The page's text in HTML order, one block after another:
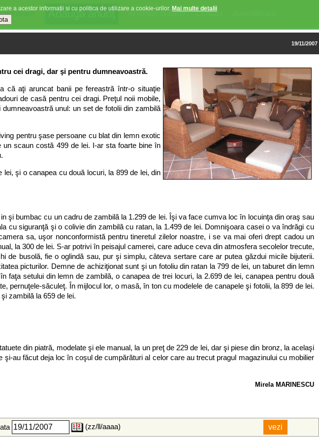
Contact
Anunturi favorite
19/11/2007
cei dragi, dar şi pentru dumneavoastră.
că aţi aruncat banii pe fereastră într-o situaţie
de casă pentru cei dragi. Preţul noii mobile,
unul: un set de fotolii din zambilă
pentru şase persoane cu blat din lemn exotic
scaun costă 499 de lei. I-ar sta foarte bine în
şi o canapea cu două locuri, la 899 de lei, din
şi bumbac cu un cadru de zambilă la 1.299 de lei. Îşi va face cumva loc în locuinţa din oraş sau
cu siguranţă şi o colivie din zambilă cu ratan, la 1.499 de lei. Domnişoara casei o va îndrăgi cu
sa, uşor nonconformistă pentru tineretul zilelor noastre, i se va mai oferi drept cadou un
la 300 de lei. S-ar potrivi în peisajul camerei, care aduce ceva din atmosfera secolelor trecute,
busolă, fie o oglindă sau, pur şi simplu, câteva sertare care ar putea găzdui micile bijuterii.
picturilor. Demne de achiziţionat sunt şi un fotoliu din ratan la 799 de lei, un taburet din lemn
setului din lemn de zambilă, o canapea de trei locuri, la 2.699 de lei, canapea pentru două
pernuţele-săculeţ. În mijlocul lor, o masă, în ton cu modelele de canapele şi fotolii, la 899 de lei.
zambilă la 659 de lei.
din piatră, modelate şi ele manual, la un preţ de 229 de lei, dar şi piese din bronz, la acelaşi
au făcut deja loc în coşul de cumpărături al celor care au trecut pragul magazinului cu mobilier
Mirela MARINESCU
(zz/ll/aaaa)
a acestor informatii si cu politica de utilizare a cookie-urilor. Mai multe detalii